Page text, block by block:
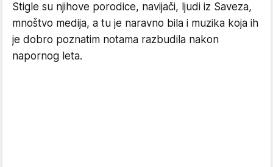
Stigle su njihove porodice, navijači, ljudi iz Saveza,
mnoštvo medija, a tu je naravno bila i muzika koja ih
je dobro poznatim notama razbudila nakon
napornog leta.